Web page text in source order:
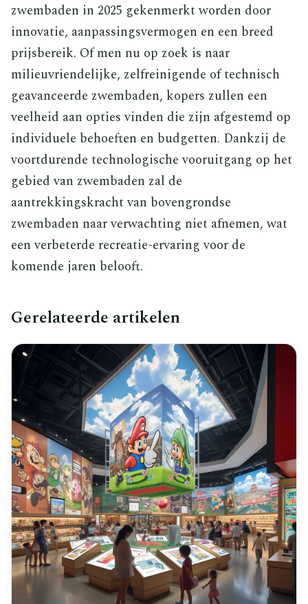
zwembaden in 2025 gekenmerkt worden door
innovatie, aanpassingsvermogen en een breed
prijsbereik. Of men nu op zoek is naar
milieuvriendelijke, zelfreinigende of technisch
geavanceerde zwembaden, kopers zullen een
veelheid aan opties vinden die zijn afgestemd op
individuele behoeften en budgetten. Dankzij de
voortdurende technologische vooruitgang op het
gebied van zwembaden zal de
aantrekkingskracht van bovengrondse
zwembaden naar verwachting niet afnemen, wat
een verbeterde recreatie-ervaring voor de
komende jaren belooft.
Gerelateerde artikelen